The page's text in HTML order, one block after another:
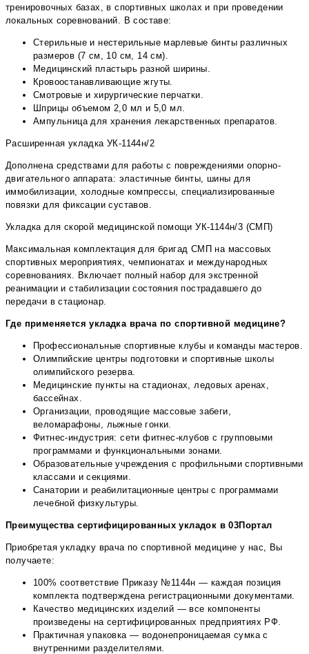
тренировочных базах, в спортивных школах и при проведении
локальных соревнований. В составе:
Стерильные и нестерильные марлевые бинты различных
размеров (7 см, 10 см, 14 см).
Медицинский пластырь разной ширины.
Кровоостанавливающие жгуты.
Смотровые и хирургические перчатки.
Шприцы объемом 2,0 мл и 5,0 мл.
Ампульница для хранения лекарственных препаратов.
Расширенная укладка УК-1144н/2
Дополнена средствами для работы с повреждениями опорно-
двигательного аппарата: эластичные бинты, шины для
иммобилизации, холодные компрессы, специализированные
повязки для фиксации суставов.
Укладка для скорой медицинской помощи УК-1144н/3 (СМП)
Максимальная комплектация для бригад СМП на массовых
спортивных мероприятиях, чемпионатах и международных
соревнованиях. Включает полный набор для экстренной
реанимации и стабилизации состояния пострадавшего до
передачи в стационар.
Где применяется укладка врача по спортивной медицине?
Профессиональные спортивные клубы и команды мастеров.
Олимпийские центры подготовки и спортивные школы
олимпийского резерва.
Медицинские пункты на стадионах, ледовых аренах,
бассейнах.
Организации, проводящие массовые забеги,
веломарафоны, лыжные гонки.
Фитнес-индустрия: сети фитнес-клубов с групповыми
программами и функциональными зонами.
Образовательные учреждения с профильными спортивными
классами и секциями.
Санатории и реабилитационные центры с программами
лечебной физкультуры.
Преимущества сертифицированных укладок в 03Портал
Приобретая укладку врача по спортивной медицине у нас, Вы
получаете:
100% соответствие Приказу №1144н — каждая позиция
комплекта подтверждена регистрационными документами.
Качество медицинских изделий — все компоненты
произведены на сертифицированных предприятиях РФ.
Практичная упаковка — водонепроницаемая сумка с
внутренними разделителями.